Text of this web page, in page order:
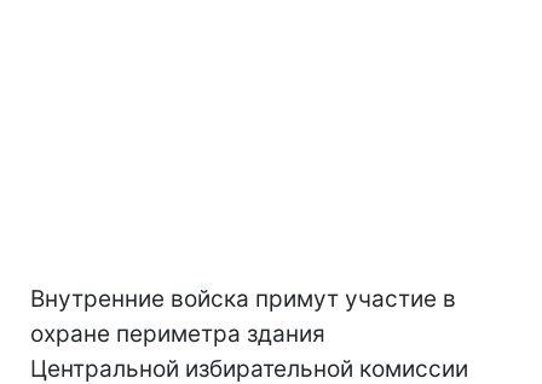
Внутренние войска примут участие в
охране периметра здания
Центральной избирательной комиссии